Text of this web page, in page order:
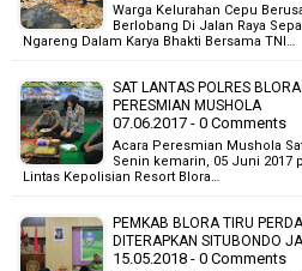
Warga Kelurahan Cepu
Berlobang Di Jalan Raya
Ngareng Dalam Karya Bhakti Bersama TNI…
SAT LANTAS POLRES
PERESMIAN MUSHOLA
07.06.2017 - 0 Comments
Acara Peresmian Mushola
Senin kemarin, 05 Juni 2017
Lintas Kepolisian Resort Blora…
PEMKAB BLORA TIRU
DITERAPKAN SITUBONDO
15.05.2018 - 0 Comments